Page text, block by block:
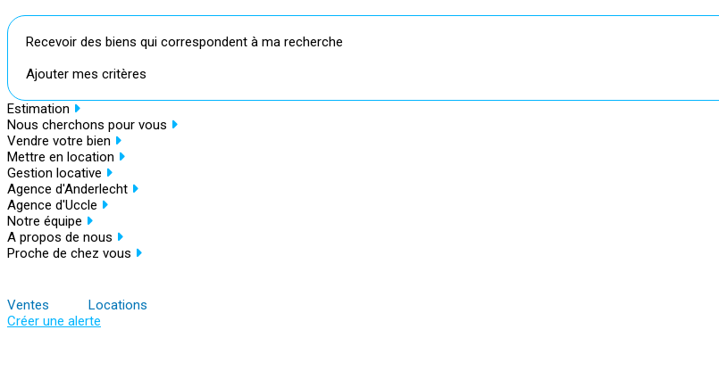
Recevoir des biens qui correspondent à ma recherche
Ajouter mes critères
Estimation
Nous cherchons pour vous
Vendre votre bien
Mettre en location
Gestion locative
Agence d'Anderlecht
Agence d'Uccle
Notre équipe
A propos de nous
Proche de chez vous
Ventes
Locations
Créer une alerte